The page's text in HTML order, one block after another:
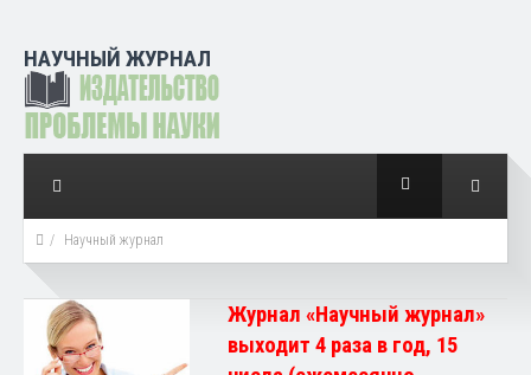
НАУЧНЫЙ ЖУРНАЛ
Научный журнал
Журнал «Научный журнал»
выходит 4 раза в год, 15